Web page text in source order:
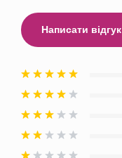
Написати відгук